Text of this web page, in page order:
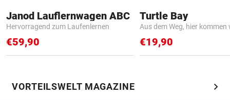
Janod Lauflernwagen ABC
Hervorragend zum Laufenlernen
€59,90
Turtle Bay
Aus dem Weg, hier kommen
€19,90
VORTEILSWELT MAGAZINE chevron_right